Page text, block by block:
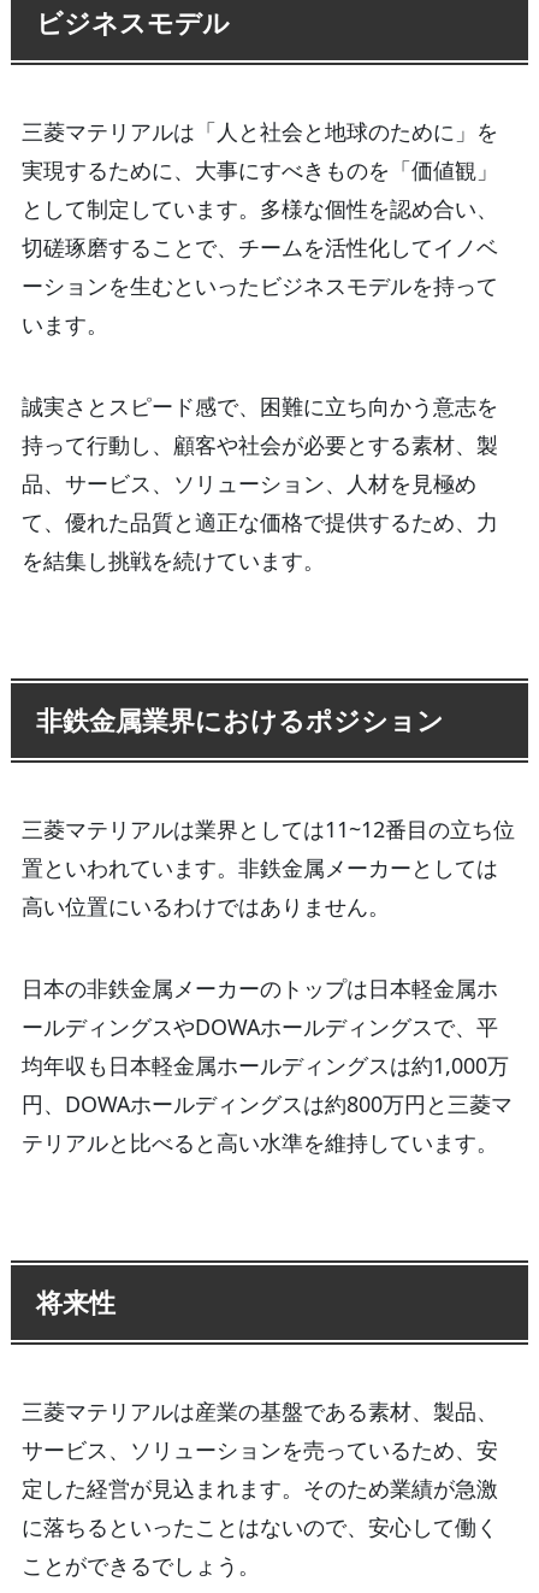
ビジネスモデル
三菱マテリアルは「人と社会と地球のために」を
実現するために、大事にすべきものを「価値観」
として制定しています。多様な個性を認め合い、
切磋琢磨することで、チームを活性化してイノベ
ーションを生むといったビジネスモデルを持って
います。
誠実さとスピード感で、困難に立ち向かう意志を
持って行動し、顧客や社会が必要とする素材、製
品、サービス、ソリューション、人材を見極め
て、優れた品質と適正な価格で提供するため、力
を結集し挑戦を続けています。
非鉄金属業界におけるポジション
三菱マテリアルは業界としては11~12番目の立ち位
置といわれています。非鉄金属メーカーとしては
高い位置にいるわけではありません。
日本の非鉄金属メーカーのトップは日本軽金属ホ
ールディングスやDOWAホールディングスで、平
均年収も日本軽金属ホールディングスは約1,000万
円、DOWAホールディングスは約800万円と三菱マ
テリアルと比べると高い水準を維持しています。
将来性
三菱マテリアルは産業の基盤である素材、製品、
サービス、ソリューションを売っているため、安
定した経営が見込まれます。そのため業績が急激
に落ちるといったことはないので、安心して働く
ことができるでしょう。